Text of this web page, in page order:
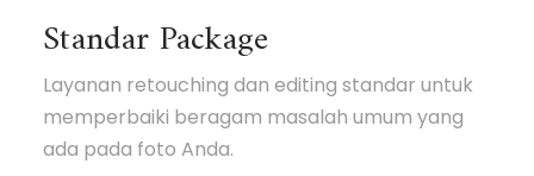
Standar Package
Layanan retouching dan editing standar untuk
memperbaiki beragam masalah umum yang
ada pada foto Anda.